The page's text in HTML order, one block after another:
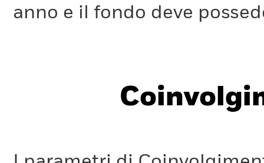
anno e il fondo deve